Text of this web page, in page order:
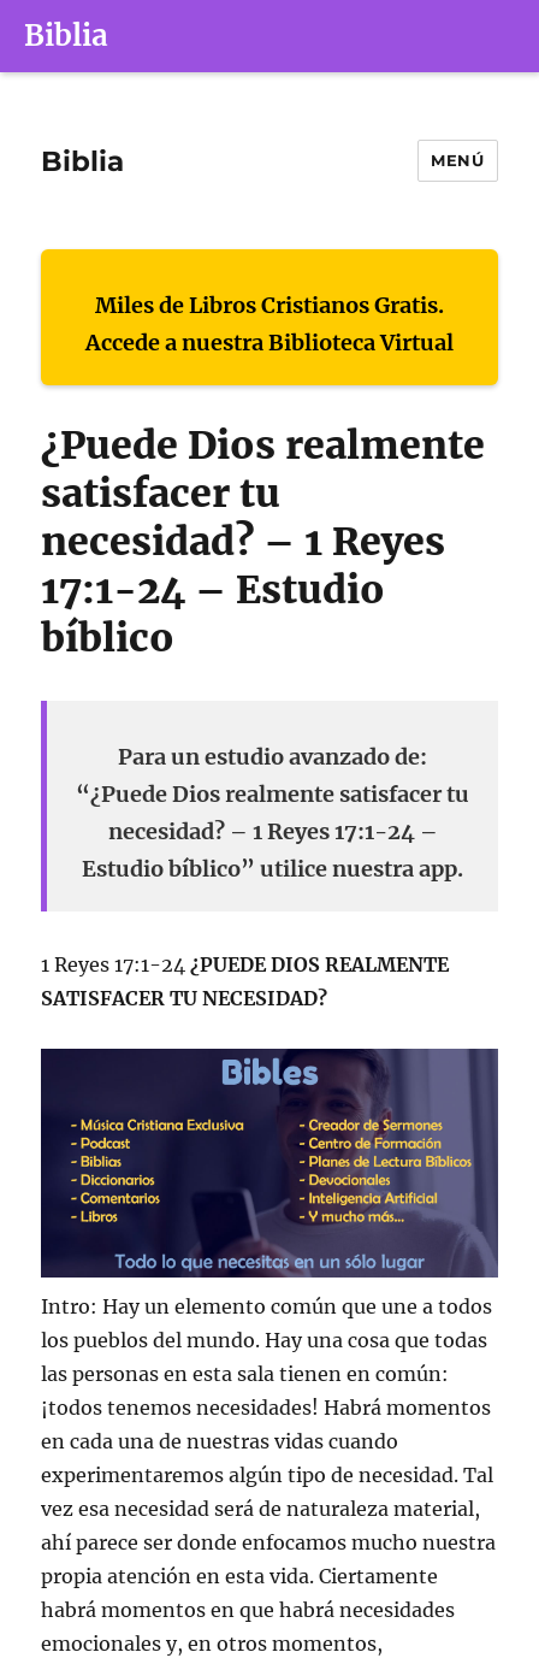
Biblia
Biblia MENÚ
Miles de Libros Cristianos Gratis.
Accede a nuestra Biblioteca Virtual
¿Puede Dios realmente
satisfacer tu
necesidad? – 1 Reyes
17:1-24 – Estudio
bíblico
Para un estudio avanzado de:
“¿Puede Dios realmente satisfacer tu
necesidad? – 1 Reyes 17:1-24 –
Estudio bíblico” utilice nuestra app.
1 Reyes 17:1-24¿PUEDE DIOS REALMENTE
SATISFACER TU NECESIDAD?
Intro: Hay un elemento común que une a todos
los pueblos del mundo. Hay una cosa que todas
las personas en esta sala tienen en común:
¡todos tenemos necesidades! Habrá momentos
en cada una de nuestras vidas cuando
experimentaremos algún tipo de necesidad. Tal
vez esa necesidad será de naturaleza material,
ahí parece ser donde enfocamos mucho nuestra
propia atención en esta vida. Ciertamente
habrá momentos en que habrá necesidades
emocionales y, en otros momentos,